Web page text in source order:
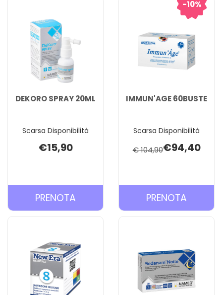
DEKORO SPRAY 20ML
Scarsa Disponibilità
€15,90
PRENOTA PRENOTA DEKORO
SPRAY
IMMUN'AGE 60BUSTE
Scarsa Disponibilità
10%
€ 104,90€94,40
PRENOTA